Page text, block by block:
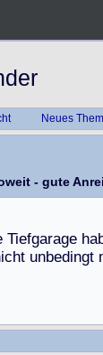
Neues
- gute
Tiefgarage ha
icht unbedingt